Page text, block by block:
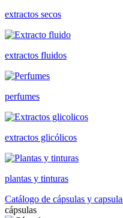
extractos secos
extractos fluidos
perfumes
extractos glicólicos
plantas y tinturas
Catálogo de cápsulas y
cápsulas